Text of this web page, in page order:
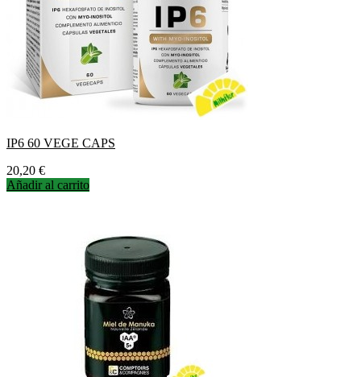
IP6 60 VEGE CAPS
Precio
20,20 €
Añadir al carrito